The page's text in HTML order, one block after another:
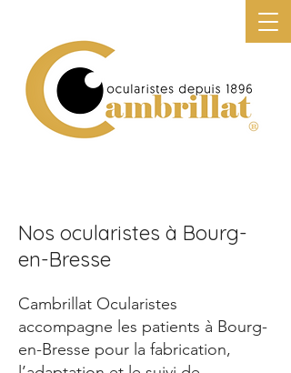
Nos ocularistes à Bourg-
en-Bresse
Cambrillat Ocularistes
accompagne les patients à Bourg-
en-Bresse pour la fabrication,